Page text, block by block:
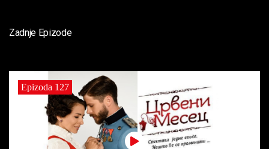
Zadnje Epizode
Epizoda 127